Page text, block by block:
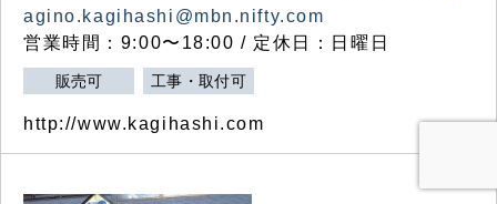
agino.kagihashi@mbn.nifty.com
営業時間：9:00〜18:00 / 定休日：日曜日
販売可 工事・取付可
http://www.kagihashi.com